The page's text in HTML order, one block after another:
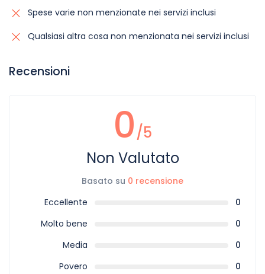
Spese varie non menzionate nei servizi inclusi
Qualsiasi altra cosa non menzionata nei servizi inclusi
Recensioni
0/5
Non Valutato
Basato su 0 recensione
Eccellente
0
Molto bene
0
Media
0
Povero
0